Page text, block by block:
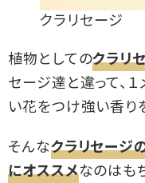
クラリセージ
植物としてのクラリ
セージ達と違って、
い花をつけ強い香り
そんなクラリセージ
にオススメなのはも